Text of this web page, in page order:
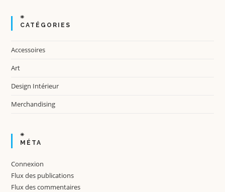
CATÉGORIES
Accessoires
Art
Design Intérieur
Merchandising
MÉTA
Connexion
Flux des publications
Flux des commentaires